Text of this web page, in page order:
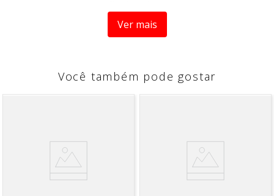
Sua variedade de cores e estampas proporciona infinitas
possibilidades de criação de acordo com a sua
INSTRUÇÕES DE LAVAGEM
• Permitida secagem em temperatura máxima 70°C
• Passar em temperatura máxima 200°C
• Limpar a seco com hidrocarboneto ou percloroetileno
Ver mais
Você também pode gostar